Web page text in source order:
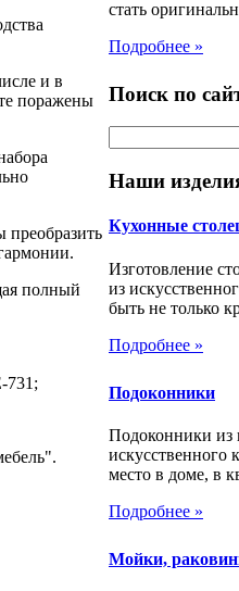
и в
поражены
полный
731;
стать
Подробнее »
Поиск по
Наши
Кухонные
Изготовление
из
быть не только
Подробнее »
Подоконники
Подоконники из
искусственного
место в доме, в
Подробнее »
Мойки,